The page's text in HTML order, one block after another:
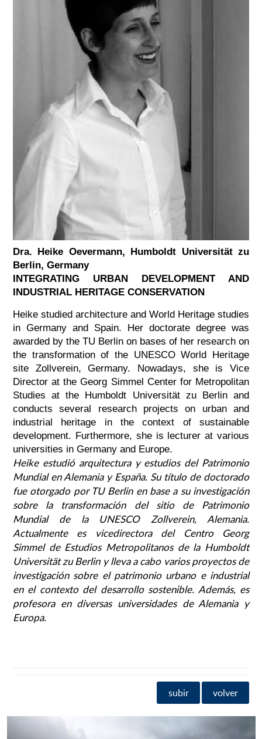
Dra. Heike Oevermann, Humboldt Universität zu
Berlin, Germany
INTEGRATING URBAN DEVELOPMENT AND
INDUSTRIAL HERITAGE CONSERVATION
Heike studied architecture and World Heritage studies
in Germany and Spain. Her doctorate degree was
awarded by the TU Berlin on bases of her research on
the transformation of the UNESCO World Heritage
site Zollverein, Germany. Nowadays, she is Vice
Director at the Georg Simmel Center for Metropolitan
Studies at the Humboldt Universität zu Berlin and
conducts several research projects on urban and
industrial heritage in the context of sustainable
development. Furthermore, she is lecturer at various
universities in Germany and Europe.
Heike estudió arquitectura y estudios del Patrimonio
Mundial en Alemania y España. Su título de doctorado
fue otorgado por TU Berlin en base a su investigación
sobre la transformación del sitio de Patrimonio
Mundial de la UNESCO Zollverein, Alemania.
Actualmente es vicedirectora del Centro Georg
Simmel de Estudios Metropolitanos de la Humboldt
Universität zu Berlin y lleva a cabo varios proyectos de
investigación sobre el patrimonio urbano e industrial
en el contexto del desarrollo sostenible. Además, es
profesora en diversas universidades de Alemania y
Europa.
subir volver